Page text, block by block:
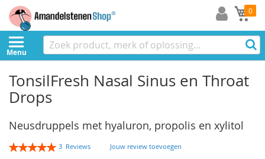
0
Menu
TonsilFresh Nasal Sinus en Throat
Drops
Neusdruppels met hyaluron, propolis en xylitol
Rating:
3 Reviews Jouw review toevoegen